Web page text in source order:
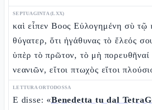
SEPTUAGINTA (LXX)
καὶ εἶπεν Βοος Εὐλογημένη σὺ τῷ
θύγατερ, ὅτι ἠγάθυνας τὸ ἔλεός
ὑπὲρ τὸ πρῶτον, τὸ μὴ
νεανιῶν, εἴτοι πτωχὸς εἴτοι
LETTURA ORTODOSSA
E disse: «Benedetta tu dal